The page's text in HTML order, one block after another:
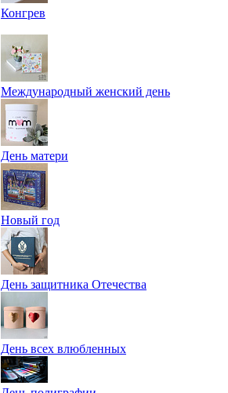
Конгрев
Международный женский день
День матери
Новый год
День защитника Отечества
День всех влюбленных